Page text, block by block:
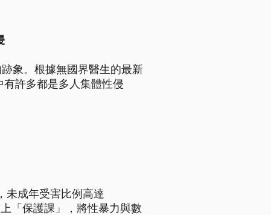
象。根據無國界醫生的最新
許多都是多人集體性侵
未成年受害比例高達
「保護課」，將性暴力與數